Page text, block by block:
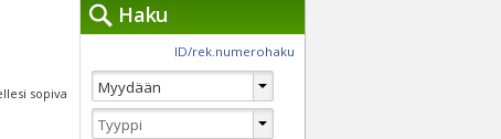
sopiva
Haku
haut
ID/rek.numerohaku